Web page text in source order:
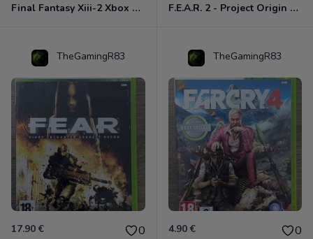
Final Fantasy Xiii-2 Xbox 360 F.E.A.R. 2 - Project Origin Xbox 360
TheGamingR83
17.90 € 0
TheGamingR83
4.90 € 0